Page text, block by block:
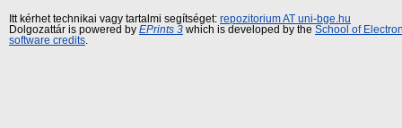
Itt kérhet technikai vagy tartalmi segítséget: repozitorium AT uni-bge.hu
Dolgozattár is powered by EPrints 3 which is developed by the School of
software credits.